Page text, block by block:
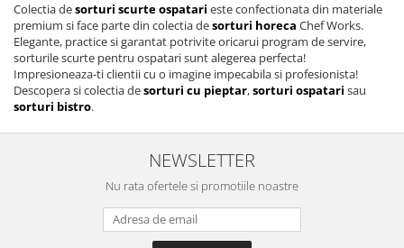
Colectia desorturi scurte ospatari este confectionata din materiale
premium si face parte din colectia desorturi horeca Chef Works.
Elegante, practice si garantat potrivite oricarui program de servire,
sorturile scurte pentru ospatari sunt alegerea perfecta!
Impresioneaza-ti clientii cu o imagine impecabila si profesionista!
Descopera si colectia desorturi cu pieptar,sorturi ospatari sau
sorturi bistro.
NEWSLETTER
Nu rata ofertele si promotiile noastre